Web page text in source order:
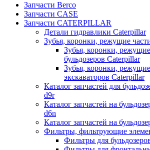
Запчасти Berco
Запчасти CASE
Запчасти CATERPILLAR
Детали гидравлики Caterpillar
Зубья, коронки, режущие
Зубья, коронки,
бульдозеров Caterpillar
Зубья, коронки,
экскаваторов Caterpillar
Каталог запчастей для
d9r
Каталог запчастей на
d6n
Каталог запчастей на
Фильтры, фильтрующие
Фильтры для